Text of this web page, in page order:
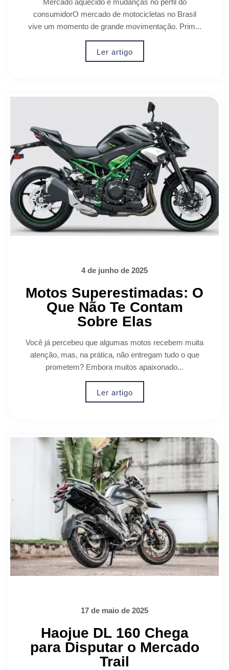
Mercado aquecido e mudanças no perfil do
consumidorO mercado de motocicletas no Brasil
vive um momento de grande movimentação. Prim...
Ler artigo
4 de junho de 2025
Motos Superestimadas: O
Que Não Te Contam
Sobre Elas
Você já percebeu que algumas motos recebem muita
atenção, mas, na prática, não entregam tudo o que
prometem? Embora muitos apaixonado...
Ler artigo
17 de maio de 2025
Haojue DL 160 Chega
para Disputar o Mercado
Trail